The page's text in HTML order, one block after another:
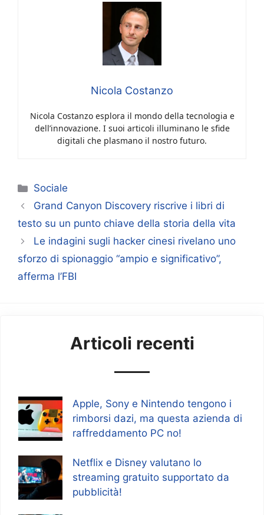
Nicola Costanzo
Nicola Costanzo esplora il mondo della tecnologia e
dell’innovazione. I suoi articoli illuminano le sfide
digitali che plasmano il nostro futuro.
Categorie
Sociale
Grand Canyon Discovery riscrive i libri di
testo su un punto chiave della storia della vita
Le indagini sugli hacker cinesi rivelano uno
sforzo di spionaggio “ampio e significativo”,
afferma l’FBI
Articoli recenti
Apple, Sony e Nintendo tengono i
rimborsi dazi, ma questa azienda di
raffreddamento PC no!
Netflix e Disney valutano lo
streaming gratuito supportato da
pubblicità!